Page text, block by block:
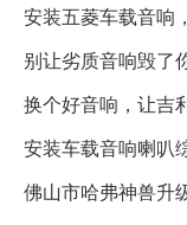
安装五菱车载音响
别让劣质音响毁了
换个好音响，让吉
安装车载音响喇叭
佛山市哈弗神兽升